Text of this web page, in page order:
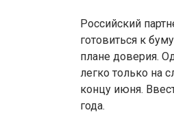
Российский
готовиться к
плане доверия.
легко только на
концу июня.
года.